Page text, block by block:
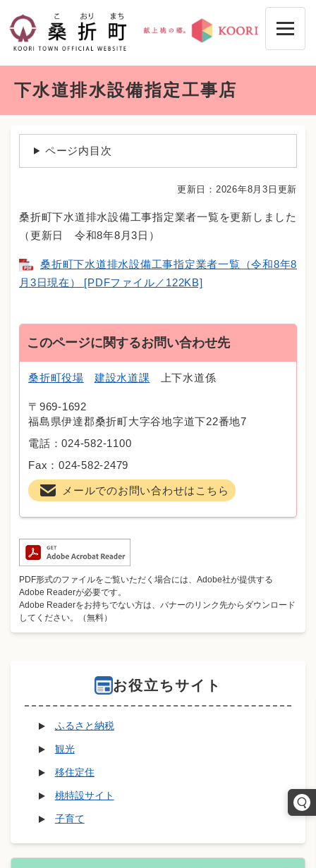
先
下水道排水設備指定工事店
ページ内目次
更新日：2026年8月3日更新
桑折町下水道排水設備工事指定業者一覧を更新しました
（更新日 令和8年8月3日）
桑折町下水道排水設備工事指定業者一覧（令和8年8
月3日現在） [PDFファイル／122KB]
このページに関するお問い合わせ先
桑折町役場 建設水道課 上下水道係
〒969-1692
福島県伊達郡桑折町大字谷地字道下22番地7
電話：024-582-1100
Fax：024-582-2479
メールでのお問い合わせはこちら
PDF形式のファイルをご覧いただく場合には、Adobe社が提供する
Adobe Readerが必要です。
Adobe Readerをお持ちでない方は、バナーのリンク先からダウンロード
してください。（無料）
お役立ちサイト
ふるさと納税
観光
移住定住
桃特設サイト
子育て